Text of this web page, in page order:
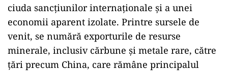
ciuda sancțiunilor internaționale și a unei
economii aparent izolate. Printre sursele de
venit, se numără exporturile de resurse
minerale, inclusiv cărbune și metale rare, către
țări precum China, care rămâne principalul